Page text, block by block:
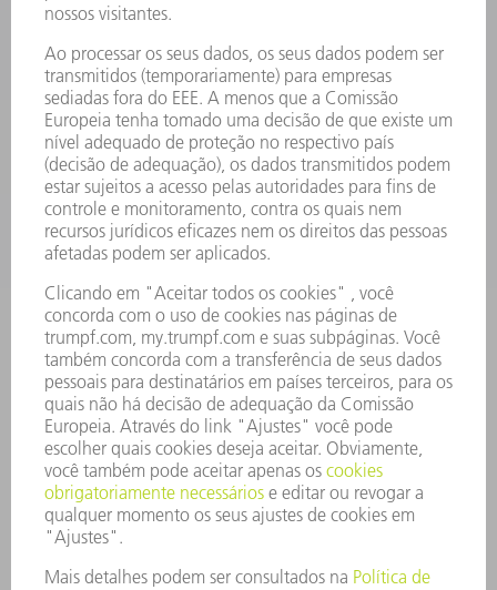
FERRAMENTAS ELÉTRICAS
SMART FACTORY
SOFTWARE
SERVIÇOS
APLICAÇÕES
SETORES
EMPRESA
CARREIRA
OFERTAS DE EMPREGO
PERFIL DA EMPRESA
CONSELHO DE ADMINISTRAÇÃO
RELATÓRIO FINANCEIRO ANUAL
PRINCÍPIOS EMPRESARIAIS
COMPLIANCE
SISTEMA DE DENÚNCIAS
SEGURANÇA
COMUNICADOS À IMPRENSA
REVISTAS
SUSTENTABILIDADE
MEIO AMBIENTE E CLIMA
SOCIAL E CORPORATIVO
ADMINISTRAÇÃO EMPRESARIAL